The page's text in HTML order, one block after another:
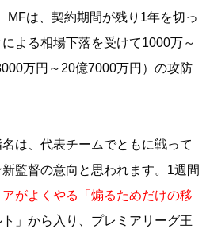
MFは、契約期間が残り1年を切っ
よる相場下落を受けて1000万～
万円～20億7000万円）の攻防
は、代表チームでともに戦って
監督の意向と思われます。1週間
がよくやる「煽るためだけの移
」から入り、プレミアリーグ王